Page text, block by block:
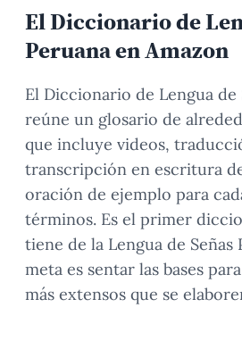
El Diccionario de
Peruana en Amazon
El Diccionario de Lengua de
reúne un glosario de
que incluye videos,
transcripción en escritura
oración de ejemplo para
términos. Es el primer
tiene de la Lengua de Señas
meta es sentar las bases
más extensos que se